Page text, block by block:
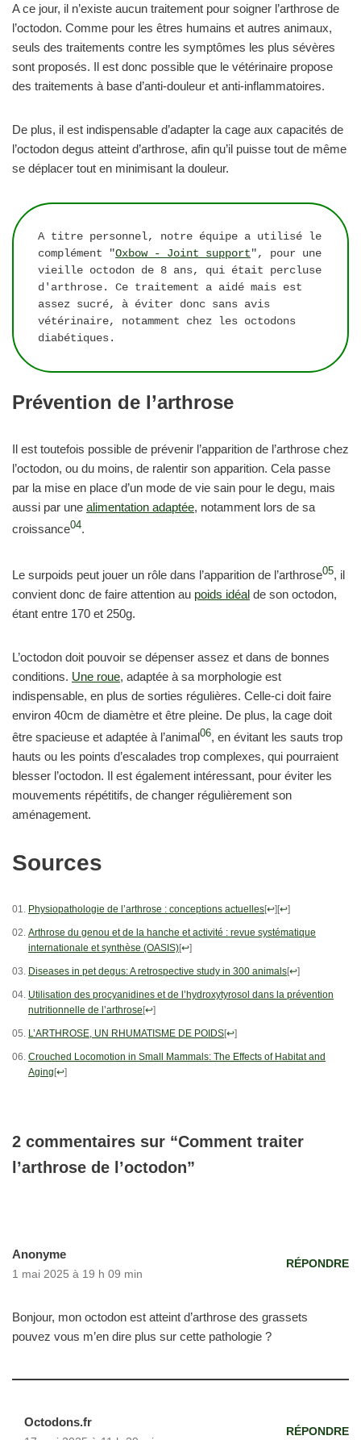
A ce jour, il n’existe aucun traitement pour soigner l’arthrose de
l’octodon. Comme pour les êtres humains et autres animaux,
seuls des traitements contre les symptômes les plus sévères
sont proposés. Il est donc possible que le vétérinaire propose
des traitements à base d’anti-douleur et anti-inflammatoires.
De plus, il est indispensable d’adapter la cage aux capacités de
l’octodon degus atteint d’arthrose, afin qu’il puisse tout de même
se déplacer tout en minimisant la douleur.
A titre personnel, notre équipe a utilisé le
complément "Oxbow - Joint support ", pour une
vieille octodon de 8 ans, qui était percluse
d'arthrose. Ce traitement a aidé mais est
assez sucré, à éviter donc sans avis
vétérinaire, notamment chez les octodons
diabétiques.
Prévention de l’arthrose
Il est toutefois possible de prévenir l’apparition de l’arthrose chez
l’octodon, ou du moins, de ralentir son apparition. Cela passe
par la mise en place d’un mode de vie sain pour le degu, mais
aussi par une alimentation adaptée, notamment lors de sa
croissance04.
Le surpoids peut jouer un rôle dans l’apparition de l’arthrose05, il
convient donc de faire attention au poids idéal de son octodon,
étant entre 170 et 250g.
L’octodon doit pouvoir se dépenser assez et dans de bonnes
conditions. Une roue, adaptée à sa morphologie est
indispensable, en plus de sorties régulières. Celle-ci doit faire
environ 40cm de diamètre et être pleine. De plus, la cage doit
être spacieuse et adaptée à l’animal06, en évitant les sauts trop
hauts ou les points d’escalades trop complexes, qui pourraient
blesser l’octodon. Il est également intéressant, pour éviter les
mouvements répétitifs, de changer régulièrement son
aménagement.
Sources
Physiopathologie de l’arthrose : conceptions actuelles[↩][↩]
Arthrose du genou et de la hanche et activité : revue systématique
internationale et synthèse (OASIS)[↩]
Diseases in pet degus: A retrospective study in 300 animals[↩]
Utilisation des procyanidines et de l’hydroxytyrosol dans la prévention
nutritionnelle de l’arthrose[↩]
L’ARTHROSE, UN RHUMATISME DE POIDS[↩]
Crouched Locomotion in Small Mammals: The Effects of Habitat and
Aging[↩]
2 commentaires sur “Comment traiter
l’arthrose de l’octodon”
Anonyme
1 mai 2025 à 19 h 09 min
RÉPONDRE
Bonjour, mon octodon est atteint d’arthrose des grassets
pouvez vous m’en dire plus sur cette pathologie ?
Octodons.fr
RÉPONDRE